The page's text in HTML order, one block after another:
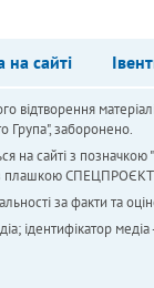
на сайті
відтворення
Група", заборонено.
на сайті з
плашкою СПЕЦПРОЄКТ
за факти та
ідентифікатор